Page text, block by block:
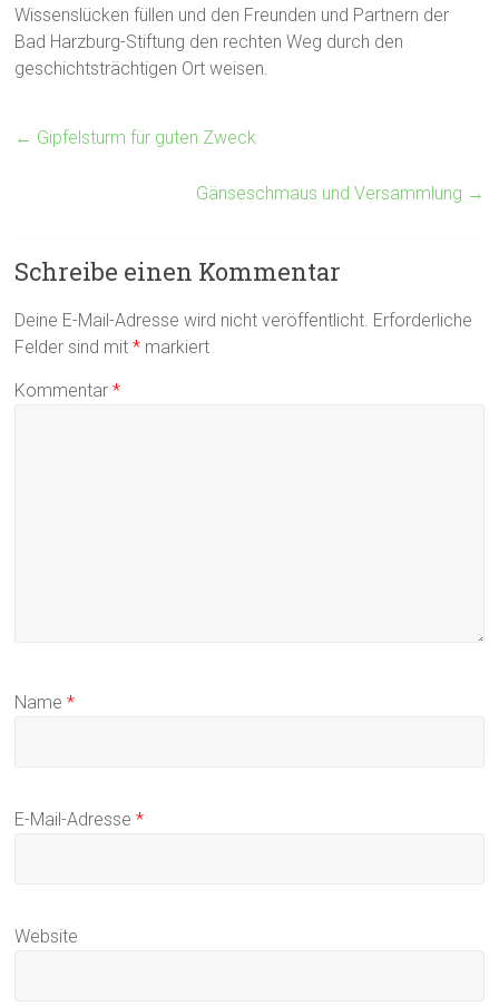
Wissenslücken füllen und den Freunden und Partnern der
Bad Harzburg-Stiftung den rechten Weg durch den
geschichtsträchtigen Ort weisen.
← Gipfelsturm für guten Zweck
Gänseschmaus und Versammlung →
Schreibe einen Kommentar
Deine E-Mail-Adresse wird nicht veröffentlicht. Erforderliche
Felder sind mit* markiert
Kommentar*
Name*
E-Mail-Adresse*
Website